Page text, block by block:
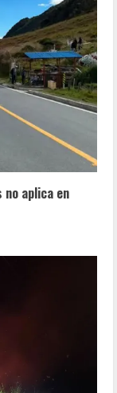
no aplica en